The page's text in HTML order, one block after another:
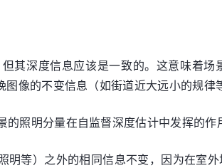
其深度信息应该是一致的。这意味着
像的不变信息（如街道近大远小的规律
照明分量在自监督深度估计中发挥的作
等）之外的相同信息不变，因为在室